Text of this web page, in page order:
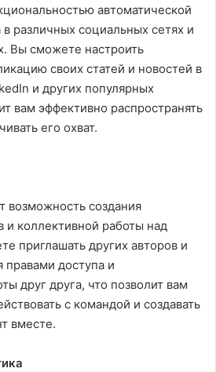
автоматической
различных социальных сетях и
Вы сможете настроить
своих статей и новостей в
и других популярных
вам эффективно распространять
его охват.
возможность создания
и коллективной работы над
приглашать других авторов и
правами доступа и
друг друга, что позволит вам
с командой и создавать
вместе.